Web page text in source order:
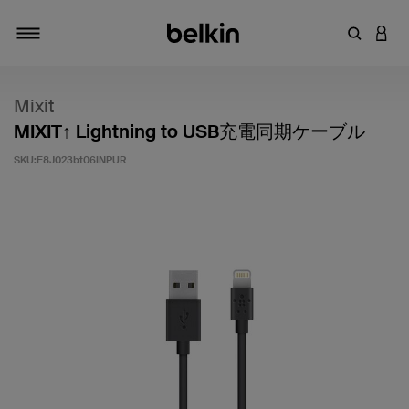
キーワアカ
Mixit
MIXIT↑ Lightning to USB充電同期ケーブル
SKU:F8J023bt06INPUR